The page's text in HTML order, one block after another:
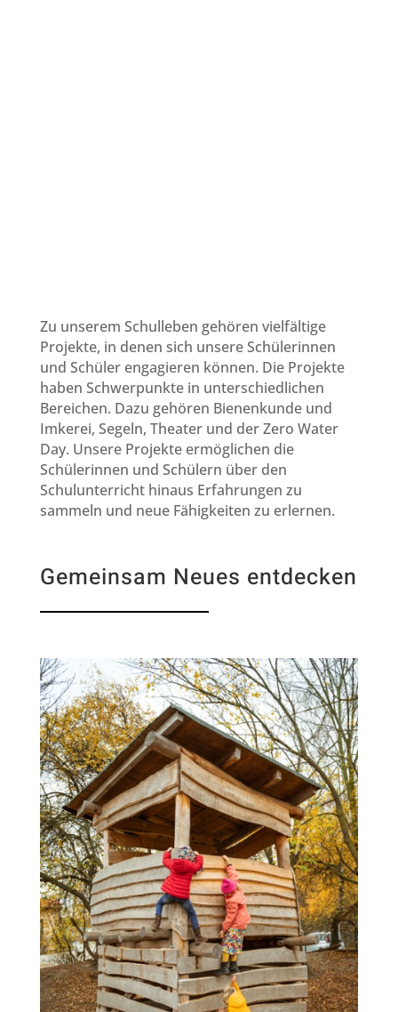
Zu unserem Schulleben gehören vielfältige
Projekte, in denen sich unsere Schülerinnen
und Schüler engagieren können. Die Projekte
haben Schwerpunkte in unterschiedlichen
Bereichen. Dazu gehören Bienenkunde und
Imkerei, Segeln, Theater und der Zero Water
Day. Unsere Projekte ermöglichen die
Schülerinnen und Schülern über den
Schulunterricht hinaus Erfahrungen zu
sammeln und neue Fähigkeiten zu erlernen.
Gemeinsam Neues entdecken